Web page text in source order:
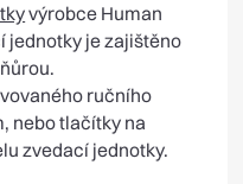
výrobce Human
jednotky je zajištěno
ručního
nebo tlačítky na
zvedací jednotky.